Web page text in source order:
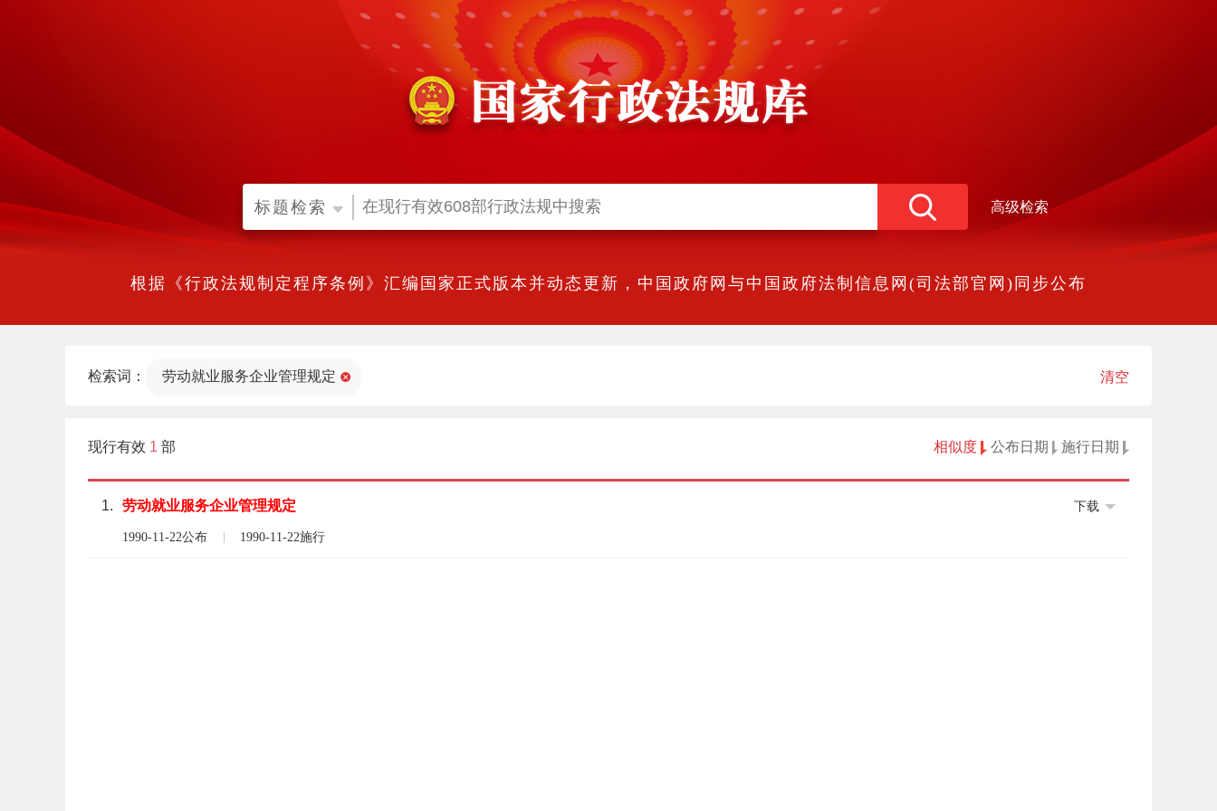
标题检索 高级检索
根据《行政法规制定程序条例》汇编国家正式版本并动态更新，中国政府网与中国政府法制信息网(司法部官网)同步公布
检索词： 劳动就业服务企业管理规定 清空
现行有效 1 部 相似度 公布日期 施行日期
1. 劳动就业服务企业管理规定
1990-11-22公布 1990-11-22施行
下载